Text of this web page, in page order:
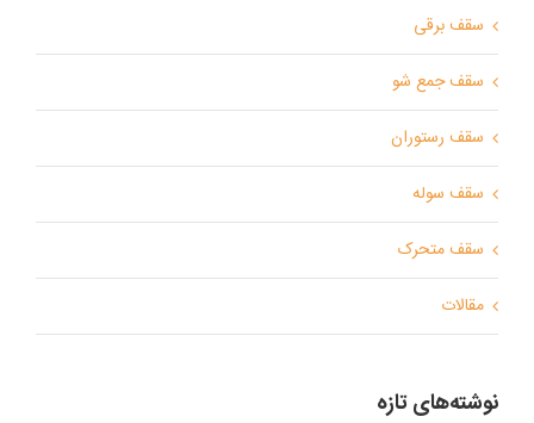
سقف برقی
سقف جمع شو
سقف رستوران
سقف سوله
سقف متحرک
مقالات
نوشته‌های تازه